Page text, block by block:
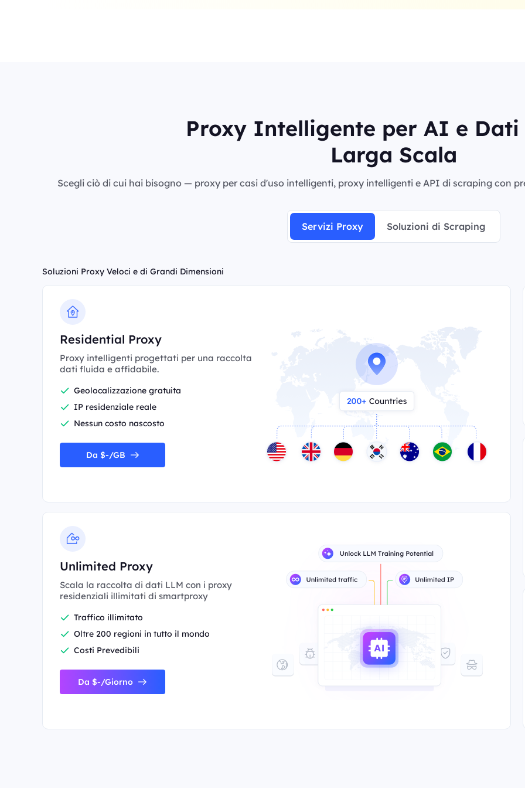
Proxy Intelligente per AI e Dati
Larga Scala
Scegli ciò di cui hai bisogno — proxy per casi d'uso intelligenti, proxy intelligenti e API di scraping con
Servizi Proxy Soluzioni di Scraping
Soluzioni Proxy Veloci e di Grandi Dimensioni
Residential Proxy
Proxy intelligenti progettati per una raccolta
dati fluida e affidabile.
Geolocalizzazione gratuita
IP residenziale reale
Nessun costo nascosto
Da $-/GB
Unlimited Proxy
Scala la raccolta di dati LLM con i proxy
residenziali illimitati di smartproxy
Traffico illimitato
Oltre 200 regioni in tutto il mondo
Costi Prevedibili
Da $-/Giorno